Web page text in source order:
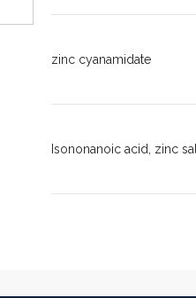
zinc cyanamidate
Isononanoic acid, zinc